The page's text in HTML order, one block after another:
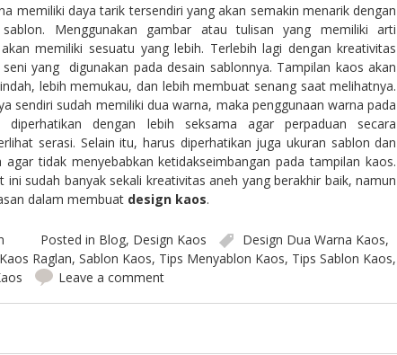
memiliki daya tarik tersendiri yang akan semakin menarik dengan
sablon. Menggunakan gambar atau tulisan yang memiliki arti
memiliki sesuatu yang lebih. Terlebih lagi dengan kreativitas
yang digunakan pada desain sablonnya. Tampilan kaos akan
lebih memukau, dan lebih membuat senang saat melihatnya.
sendiri sudah memiliki dua warna, maka penggunaan warna pada
diperhatikan dengan lebih seksama agar perpaduan secara
serasi. Selain itu, harus diperhatikan juga ukuran sablon dan
agar tidak menyebabkan ketidakseimbangan pada tampilan kaos.
ini sudah banyak sekali kreativitas aneh yang berakhir baik, namun
dalam membuat design kaos.
Posted in Blog, Design Kaos Design Dua Warna Kaos,
Kaos Raglan, Sablon Kaos, Tips Menyablon Kaos, Tips Sablon Kaos,
Leave a comment